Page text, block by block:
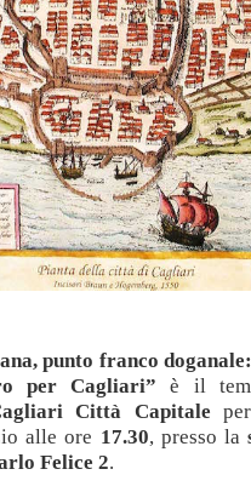
punto franco
per Cagliari” è il
Città Capitale
alle ore 17.30, presso la
Felice 2.